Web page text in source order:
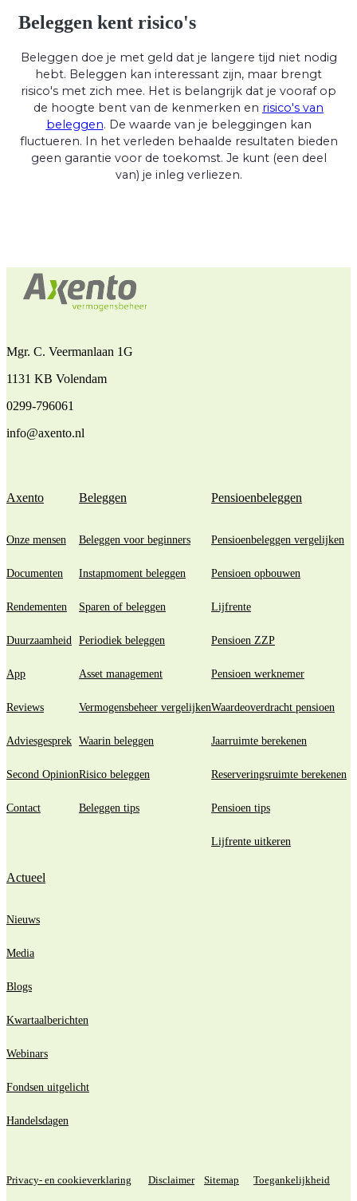
Beleggen kent risico's
Beleggen doe je met geld dat je langere tijd niet nodig
hebt. Beleggen kan interessant zijn, maar brengt
risico's met zich mee. Het is belangrijk dat je vooraf op
de hoogte bent van de kenmerken en risico's van
beleggen. De waarde van je beleggingen kan
fluctueren. In het verleden behaalde resultaten bieden
geen garantie voor de toekomst. Je kunt (een deel
van) je inleg verliezen.
Mgr. C. Veermanlaan 1G
1131 KB Volendam
0299-796061
info@axento.nl
Axento
Onze mensen
Documenten
Rendementen
Duurzaamheid
App
Reviews
Adviesgesprek
Second Opinion
Contact
Beleggen
Beleggen voor beginners
Instapmoment beleggen
Sparen of beleggen
Periodiek beleggen
Asset management
Vermogensbeheer vergelijken
Waarin beleggen
Risico beleggen
Beleggen tips
Pensioenbeleggen
Pensioenbeleggen vergelijken
Pensioen opbouwen
Lijfrente
Pensioen ZZP
Pensioen werknemer
Waardeoverdracht pensioen
Jaarruimte berekenen
Reserveringsruimte berekenen
Pensioen tips
Lijfrente uitkeren
Actueel
Nieuws
Media
Blogs
Kwartaalberichten
Webinars
Fondsen uitgelicht
Handelsdagen
Privacy- en cookieverklaring Disclaimer Sitemap Toegankelijkheid